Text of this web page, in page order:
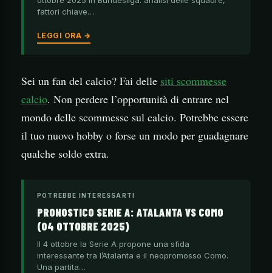
fattori chiave…
LEGGI ORA →
Sei un fan del calcio? Fai delle siti scommesse
calcio. Non perdere l’opportunità di entrare nel
mondo delle scommesse sul calcio. Potrebbe essere
il tuo nuovo hobby o forse un modo per guadagnare
qualche soldo extra.
POTREBBE INTERESSARTI
PRONOSTICO SERIE A: ATALANTA VS COMO
(04 OTTOBRE 2025)
Il 4 ottobre la Serie A propone una sfida
interessante tra l’Atalanta e il neopromosso Como.
Una partita…